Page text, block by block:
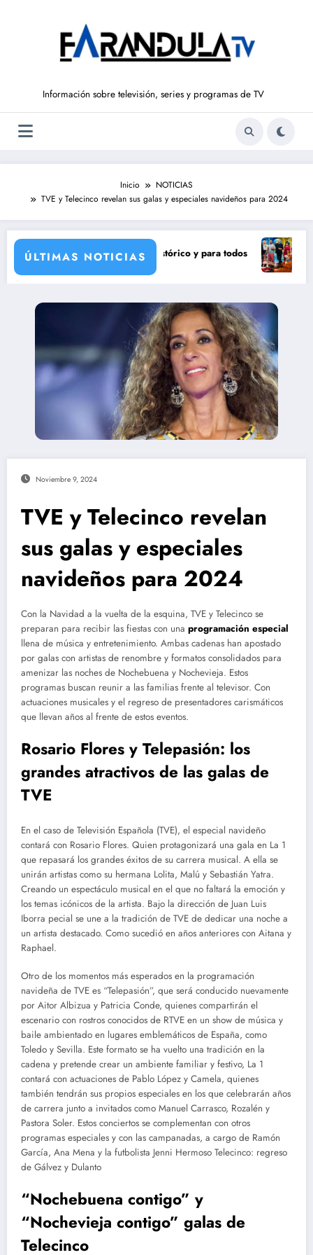
Información sobre televisión, series y programas de TV
Inicio
NOTICIAS
TVE y Telecinco revelan sus galas y especiales navideños para 2024
ÚLTIMAS NOTICIAS
un eclipse solar histórico y para todos Pravia y
Noviembre 9, 2024
TVE y Telecinco revelan
sus galas y especiales
navideños para 2024
Con la Navidad a la vuelta de la esquina, TVE y Telecinco se
preparan para recibir las fiestas con una programación especial
llena de música y entretenimiento. Ambas cadenas han apostado
por galas con artistas de renombre y formatos consolidados para
amenizar las noches de Nochebuena y Nochevieja. Estos
programas buscan reunir a las familias frente al televisor. Con
actuaciones musicales y el regreso de presentadores carismáticos
que llevan años al frente de estos eventos.
Rosario Flores y Telepasión: los
grandes atractivos de las galas de
TVE
En el caso de Televisión Española (TVE), el especial navideño
contará con Rosario Flores. Quien protagonizará una gala en La 1
que repasará los grandes éxitos de su carrera musical. A ella se
unirán artistas como su hermana Lolita, Malú y Sebastián Yatra.
Creando un espectáculo musical en el que no faltará la emoción y
los temas icónicos de la artista. Bajo la dirección de Juan Luis
Iborra pecial se une a la tradición de TVE de dedicar una noche a
un artista destacado. Como sucedió en años anteriores con Aitana y
Raphael.
Otro de los momentos más esperados en la programación
navideña de TVE es “Telepasión”, que será conducido nuevamente
por Aitor Albizua y Patricia Conde, quienes compartirán el
escenario con rostros conocidos de RTVE en un show de música y
baile ambientado en lugares emblemáticos de España, como
Toledo y Sevilla. Este formato se ha vuelto una tradición en la
cadena y pretende crear un ambiente familiar y festivo, La 1
contará con actuaciones de Pablo López y Camela, quienes
también tendrán sus propios especiales en los que celebrarán años
de carrera junto a invitados como Manuel Carrasco, Rozalén y
Pastora Soler. Estos conciertos se complementan con otros
programas especiales y con las campanadas, a cargo de Ramón
García, Ana Mena y la futbolista Jenni Hermoso Telecinco: regreso
de Gálvez y Dulanto
“Nochebuena contigo” y
“Nochevieja contigo” galas de
Telecinco